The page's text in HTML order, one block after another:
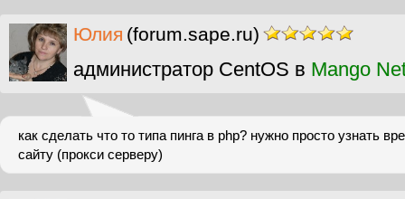
Юлия (forum.sape.ru)
администратор CentOS в Mango
как сделать что то типа пинга в php? нужно просто узнать
сайту (прокси серверу)